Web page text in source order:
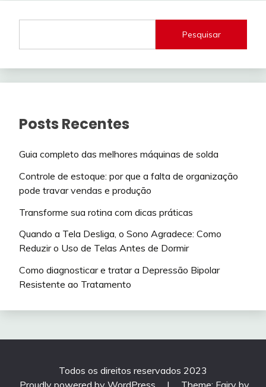
Pesquisar
Posts Recentes
Guia completo das melhores máquinas de solda
Controle de estoque: por que a falta de organização
pode travar vendas e produção
Transforme sua rotina com dicas práticas
Quando a Tela Desliga, o Sono Agradece: Como
Reduzir o Uso de Telas Antes de Dormir
Como diagnosticar e tratar a Depressão Bipolar
Resistente ao Tratamento
Todos os direitos reservados 2023